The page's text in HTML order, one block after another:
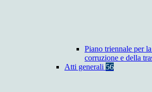
Piano triennale per
corruzione e della
Atti generali 56